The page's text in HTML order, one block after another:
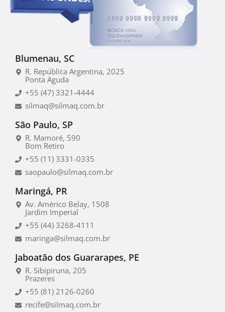
Blumenau, SC
R. República Argentina, 2025
Ponta Aguda
+55 (47) 3321-4444
silmaq@silmaq.com.br
São Paulo, SP
R. Mamoré, 590
Bom Retiro
+55 (11) 3331-0335
saopaulo@silmaq.com.br
Maringá, PR
Av. Américo Belay, 1508
Jardim Imperial
+55 (44) 3268-4111
maringa@silmaq.com.br
Jaboatão dos Guararapes, PE
R. Sibipiruna, 205
Prazeres
+55 (81) 2126-0260
recife@silmaq.com.br